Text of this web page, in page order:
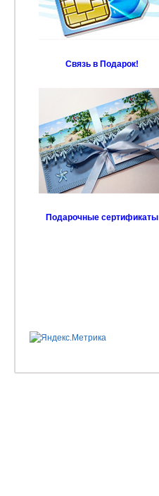
Связь в Подарок!
Подарочные сертификаты